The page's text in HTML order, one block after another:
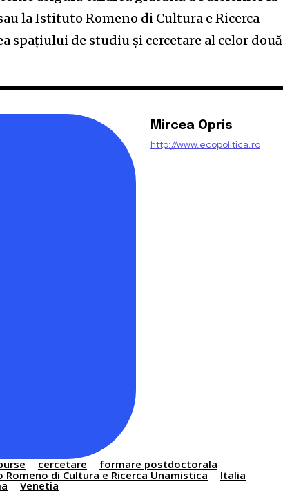
la Istituto Romeno di Cultura e Ricerca
spaţiului de studiu şi cercetare al celor două
Mircea Opris
http://www.ecopolitica.ro
cercetare
formare postdoctorala
di Cultura e Ricerca Unamistica Italia
Venetia